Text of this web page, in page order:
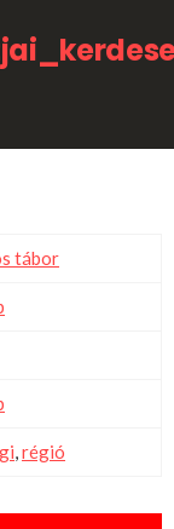
tábor
,régió